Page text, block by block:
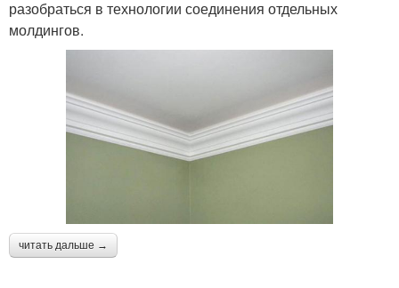
разобраться в технологии соединения отдельных
молдингов.
читать дальше →